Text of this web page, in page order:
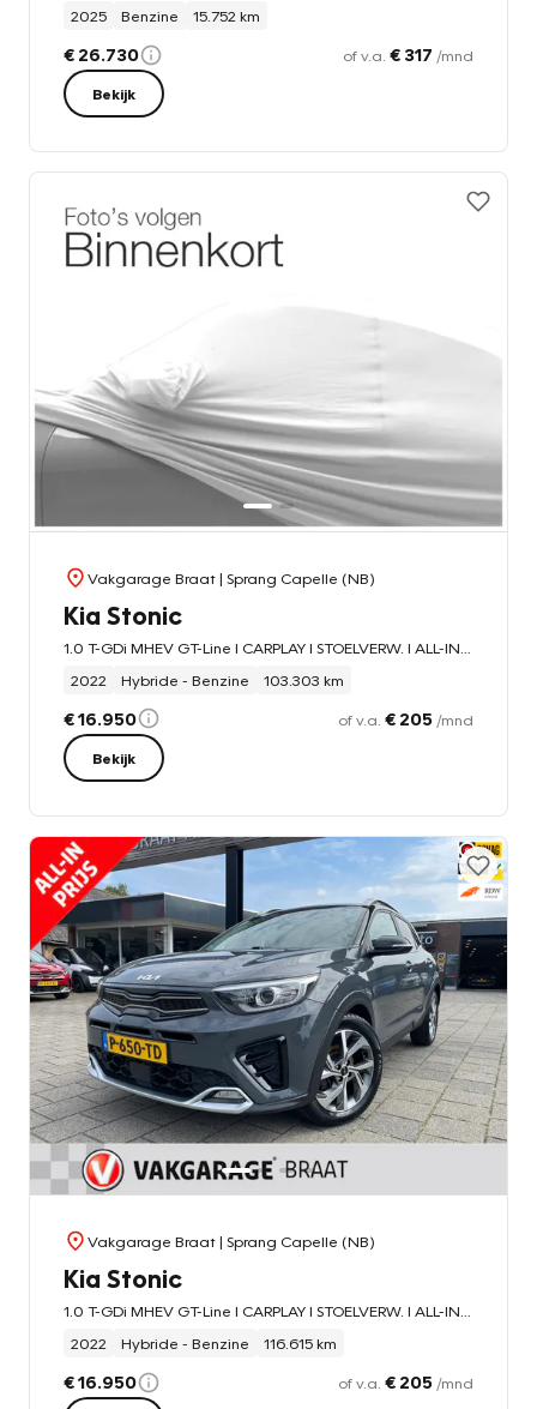
2025
Benzine 15.752 km
€ 26.730 of v.a. € 317 /mnd
Bekijk
Vakgarage Braat| Sprang Capelle (NB)
Kia Stonic
2022
Hybride - Benzine 103.303 km
€ 16.950 of v.a. € 205 /mnd
Bekijk
Vakgarage Braat| Sprang Capelle (NB)
Kia Stonic
2022
Hybride - Benzine 116.615 km
€ 16.950 of v.a. € 205 /mnd